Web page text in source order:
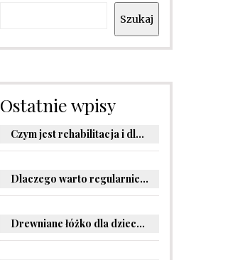
Szukaj
Ostatnie wpisy
Czym jest rehabilitacja i dlaczego jest kluczowa dla powrotu do zdrowia?
Dlaczego warto regularnie odwiedzać stomatologa?
Drewniane łóżko dla dziecka – oryginalne pomysły na aranżację pokoju malucha